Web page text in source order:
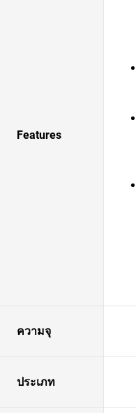
Features
ความจุ
ประเภท